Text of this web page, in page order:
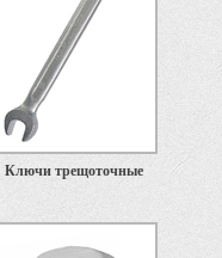
Ключи трещоточные